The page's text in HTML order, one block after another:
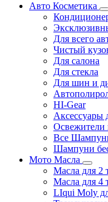
Авто Косметика
Для всего
Чистый
Для салона
Для стекла
Для шин и
HI-Gear
Аксессуары
Освежители
Все
Шампуни
Мото Масла
Масла для 2
Масла для 4
LIqui Moly